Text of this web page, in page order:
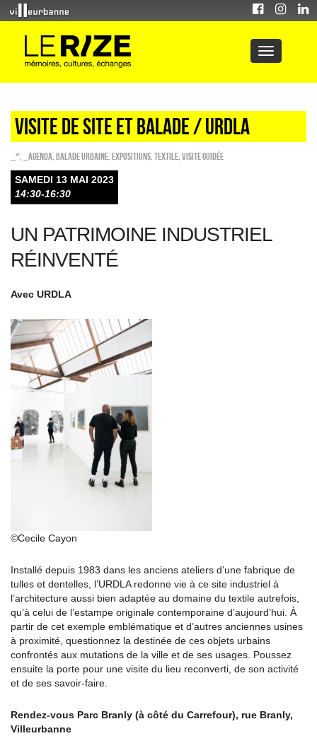
Visite de site et balade / URDLA
_* _Agenda Balade urbaine EXPOSITIONS Textile Visite guidée
SAMEDI 13 MAI 2023
14:30-16:30
UN PATRIMOINE INDUSTRIEL
RÉINVENTÉ
Avec URDLA
©Cecile Cayon
Installé depuis 1983 dans les anciens ateliers d’une fabrique de
tulles et dentelles, l’URDLA redonne vie à ce site industriel à
l’architecture aussi bien adaptée au domaine du textile autrefois,
qu’à celui de l’estampe originale contemporaine d’aujourd’hui. À
partir de cet exemple emblématique et d’autres anciennes usines
à proximité, questionnez la destinée de ces objets urbains
confrontés aux mutations de la ville et de ses usages. Poussez
ensuite la porte pour une visite du lieu reconverti, de son activité
et de ses savoir-faire.
Rendez-vous Parc Branly (à côté du Carrefour), rue Branly,
Villeurbanne